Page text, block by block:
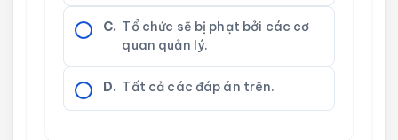
C. Tổ chức sẽ bị phạt bởi các cơ
quan quản lý.
D. Tất cả các đáp án trên.